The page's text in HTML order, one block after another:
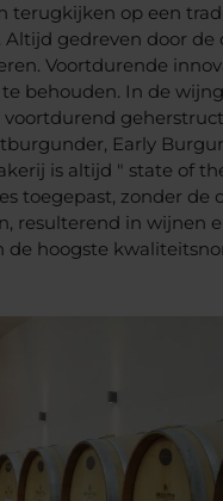
terugkijken op een
gedreven door de
Voortdurende
behouden. In de
Early
is altijd " state of
toegepast, zonder de
resulterend in wijnen
de hoogste